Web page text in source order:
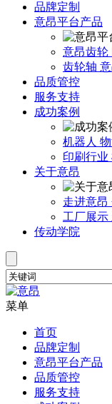
品牌定制
意昂平台产品
意昂齿轮
齿轮轴
品质管控
服务支持
成功案例
机器人
印刷行业
关于意昂
走进意昂
工厂展示
传动学院
菜单
首页
品牌定制
意昂平台产品
品质管控
服务支持